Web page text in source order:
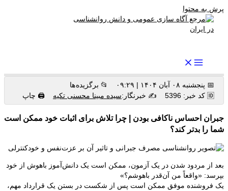
پرش به محتوا
📅 پنجشنبه ۰۸ آبان ۱۴۰۴ | ۰۹:۲۹
📂 برگزیده ها
🆔 کد خبر: 5396
✍️ خبرنگار:سیده مبینا محسنی تکیه 🖨 چاپ
جبران احساس ناکافی بودن | چرا تلاش برای اثبات خود ممکن است
شما را بدتر کند؟
بعد از مردود شدن در یک آزمون، ممکن است یک دانش‌آموز باهوش از خود
بپرسد: «واقعاً من آن‌قدر باهوشم؟»
یک فروشنده موفق ممکن است پس از شکست در بستن یک قرارداد مهم،